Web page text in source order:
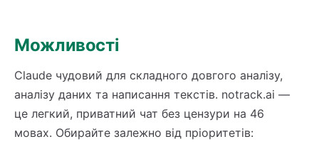
Можливості
Claude чудовий для складного довгого аналізу,
аналізу даних та написання текстів. notrack.ai —
це легкий, приватний чат без цензури на 46
мовах. Обирайте залежно від пріоритетів: